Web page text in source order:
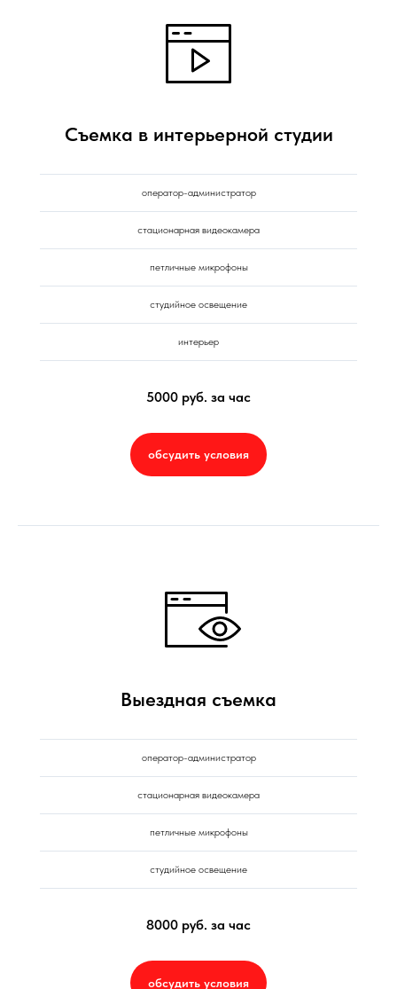
Съемка в интерьерной студии
оператор-администратор
стационарная видеокамера
петличные микрофоны
студийное освещение
интерьер
5000 руб. за час
обсудить условия
Выездная съемка
оператор-администратор
стационарная видеокамера
петличные микрофоны
студийное освещение
8000 руб. за час
обсудить условия